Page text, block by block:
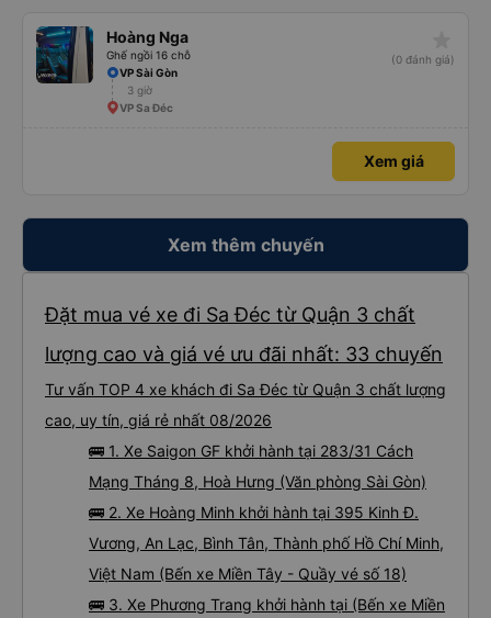
Hoàng Nga
Ghế ngồi 16 chỗ
(0 đánh giá)
VP Sài Gòn
3 giờ
VP Sa Đéc
Xem giá
Xem thêm chuyến
Đặt mua vé xe đi Sa Đéc từ Quận 3 chất
lượng cao và giá vé ưu đãi nhất: 33 chuyến
Tư vấn TOP 4 xe khách đi Sa Đéc từ Quận 3 chất lượng
cao, uy tín, giá rẻ nhất 08/2026
🚌 1. Xe Saigon GF khởi hành tại 283/31 Cách
Mạng Tháng 8, Hoà Hưng (Văn phòng Sài Gòn)
🚌 2. Xe Hoàng Minh khởi hành tại 395 Kinh Đ.
Vương, An Lạc, Bình Tân, Thành phố Hồ Chí Minh,
Việt Nam (Bến xe Miền Tây - Quầy vé số 18)
🚌 3. Xe Phương Trang khởi hành tại (Bến xe Miền